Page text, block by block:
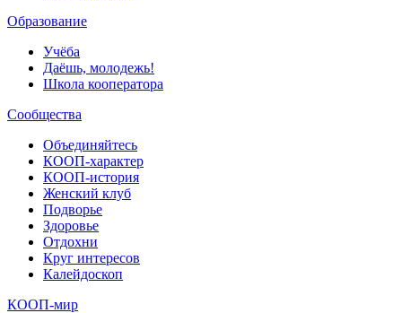
Образование
Учёба
Даёшь, молодежь!
Школа кооператора
Сообщества
Объединяйтесь
КООП-характер
КООП-история
Женский клуб
Подворье
Здоровье
Отдохни
Круг интересов
Калейдоскоп
КООП-мир